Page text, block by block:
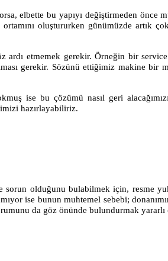
elbette bu yapıyı değiştirmeden önce
oluştururken günümüzde artık
etmemek gerekir. Örneğin bir
gerekir. Sözünü ettiğimiz makine bir
ise bu çözümü nasıl geri
hazırlayabiliriz.
olduğunu bulabilmek için, resme
ise bunun muhtemel sebebi;
da göz önünde bulundurmak yararlı